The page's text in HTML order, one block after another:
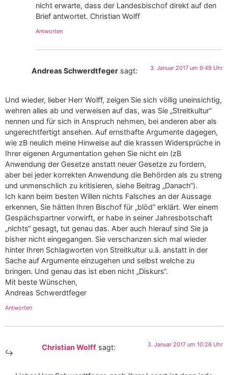
nicht erwarte, dass der Landesbischof direkt auf den
Brief antwortet. Christian Wolff
Antworten
Andreas Schwerdtfeger sagt: 3. Januar 2017 um 9:49 Uhr
Und wieder, lieber Herr Wolff, zeigen Sie sich völlig uneinsichtig,
wehren alles ab und verweisen auf das, was Sie „Streitkultur“
nennen und für sich in Anspruch nehmen, bei anderen aber als
ungerechtfertigt ansehen. Auf ernsthafte Argumente dagegen,
wie zB neulich meine Hinweise auf die krassen Widersprüche in
Ihrer eigenen Argumentation gehen Sie nicht ein (zB
Anwendung der Gesetze anstatt neuer Gesetze zu fordern,
aber bei jeder korrekten Anwendung die Behörden als zu streng
und unmenschlich zu kritisieren, siehe Beitrag „Danach“).
Ich kann beim besten Willen nichts Falsches an der Aussage
erkennen, Sie hätten Ihren Bischof für „blöd“ erklärt. Wer einem
Gespächspartner vorwirft, er habe in seiner Jahresbotschaft
„nichts“ gesagt, tut genau das. Aber auch hierauf sind Sie ja
bisher nicht eingegangen. Sie verschanzen sich mal wieder
hinter Ihren Schlagworten von Streitkultur u.ä. anstatt in der
Sache auf Argumente einzugehen und selbst welche zu
bringen. Und genau das ist eben nicht „Diskurs“.
Mit beste Wünschen,
Andreas Schwerdtfeger
Antworten
Christian Wolff sagt: 3. Januar 2017 um 10:26 Uhr